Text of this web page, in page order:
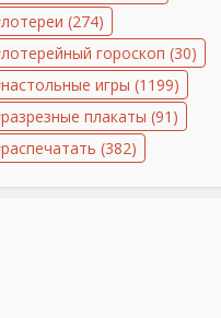
лотереи (274)
лотерейный гороскоп (30)
настольные игры (1199)
разрезные плакаты (91)
распечатать (382)